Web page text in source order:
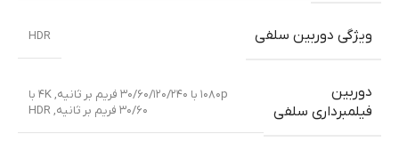
ویژگی دوربین سلفی HDR
دوربین
فیلمبرداری سلفی
۱۰۸۰p با ۳۰/۶۰/۱۲۰/۲۴۰ فریم بر ثانیه ,
۴K با
۳۰/۶۰ فریم بر ثانیه
,
HDR